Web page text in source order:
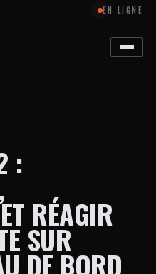
EN LIGNE
:
RÉAGIR
SUR
DE BORD